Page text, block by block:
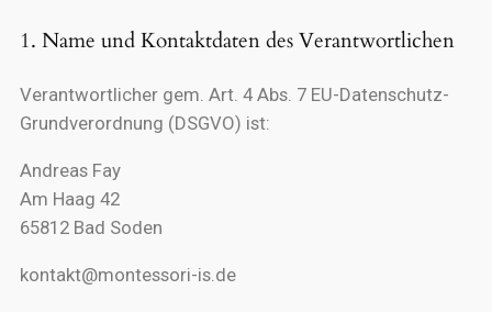
1. Name und Kontaktdaten des Verantwortlichen
Verantwortlicher gem. Art. 4 Abs. 7 EU-Datenschutz-
Grundverordnung (DSGVO) ist:
Andreas Fay
Am Haag 42
65812 Bad Soden
kontakt@montessori-is.de